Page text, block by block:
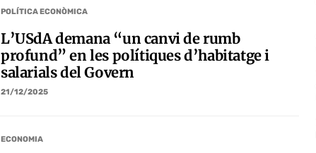
POLÍTICA ECONÒMICA
L’USdA demana “un canvi de rumb
profund” en les polítiques d’habitatge i
salarials del Govern
21/12/2025
ECONOMIA